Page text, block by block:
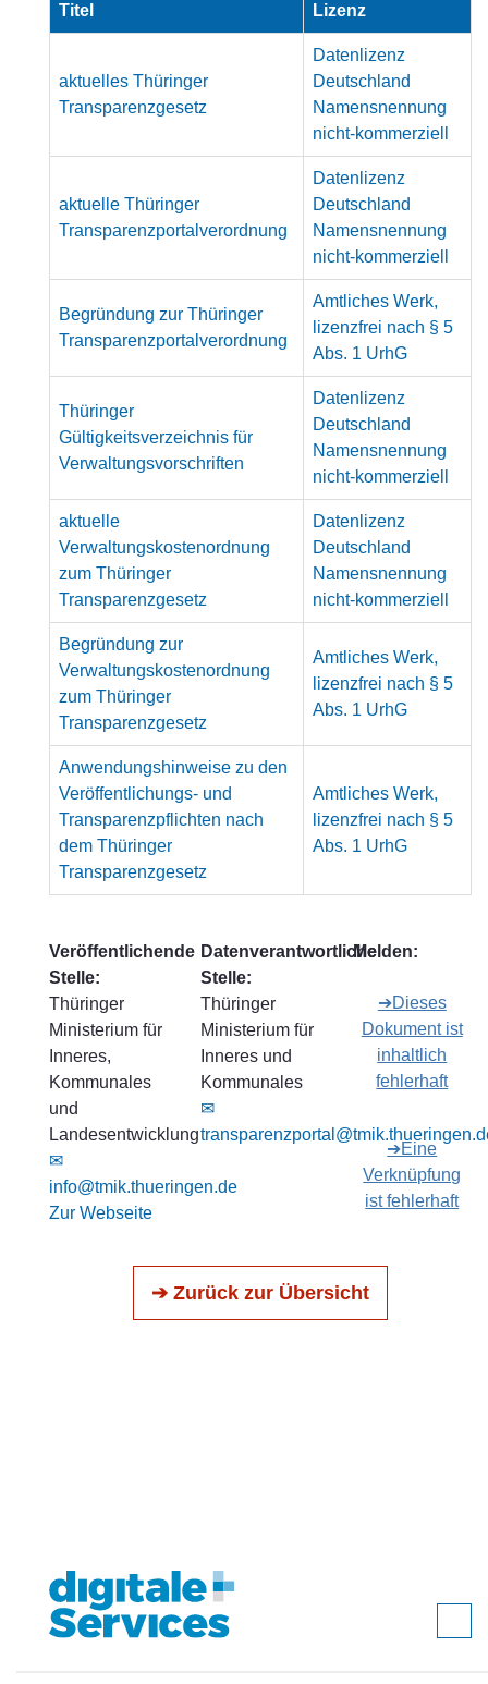
Titel Lizenz
aktuelles Thüringer
Transparenzgesetz
Datenlizenz
Deutschland
Namensnennung
nicht-kommerziell
aktuelle Thüringer
Transparenzportalverordnung
Datenlizenz
Deutschland
Namensnennung
nicht-kommerziell
Begründung zur Thüringer
Transparenzportalverordnung
Amtliches Werk,
lizenzfrei nach § 5
Abs. 1 UrhG
Thüringer
Gültigkeitsverzeichnis für
Verwaltungsvorschriften
Datenlizenz
Deutschland
Namensnennung
nicht-kommerziell
aktuelle
Verwaltungskostenordnung
zum Thüringer
Transparenzgesetz
Datenlizenz
Deutschland
Namensnennung
nicht-kommerziell
Begründung zur
Verwaltungskostenordnung
zum Thüringer
Transparenzgesetz
Amtliches Werk,
lizenzfrei nach § 5
Abs. 1 UrhG
Anwendungshinweise zu den
Veröffentlichungs- und
Transparenzpflichten nach
dem Thüringer
Transparenzgesetz
Amtliches Werk,
lizenzfrei nach § 5
Abs. 1 UrhG
Veröffentlichende
Stelle:
Thüringer
Ministerium für
Inneres,
Kommunales
und
Landesentwicklung
✉
info@tmik.thueringen.de
Zur Webseite
Datenverantwortliche
Stelle:
Thüringer
Ministerium für
Inneres und
Kommunales
✉
Melden:
➔Dieses
Dokument ist
inhaltlich
fehlerhaft
➔Eine
Verknüpfung
ist fehlerhaft
➔ Zurück zur Übersicht